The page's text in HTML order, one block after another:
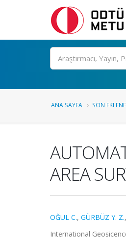
Ara
ANA SAYFA SON
AREA
OĞUL C., GÜRBÜZ Y. Z.,
International